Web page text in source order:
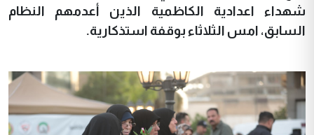
شهداء اعدادية الكاظمية الذين أعدمهم النظام
السابق، امس الثلاثاء بوقفة استذكارية.